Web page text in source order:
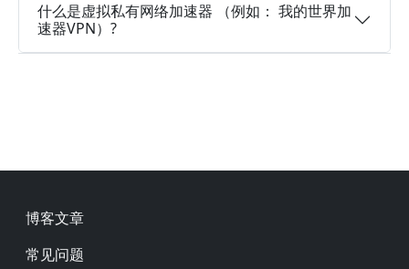
什么是虚拟私有网络加速器 （例如： 我的世界加
速器VPN）?
Footer
博客文章
常见问题